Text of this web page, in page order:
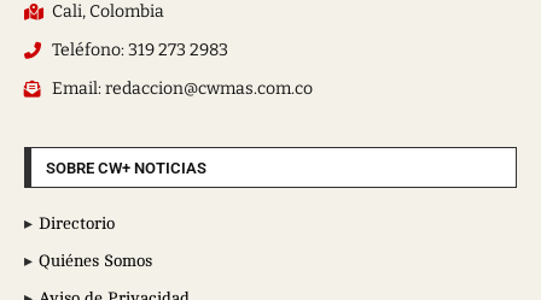
Cali, Colombia
Teléfono: 319 273 2983
Email: redaccion@cwmas.com.co
SOBRE CW+ NOTICIAS
Directorio
Quiénes Somos